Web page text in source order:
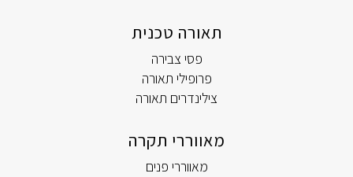
תאורה טכנית
פסי צבירה
פרופילי תאורה
צילינדרים תאורה
מאווררי תקרה
מאווררי פנים